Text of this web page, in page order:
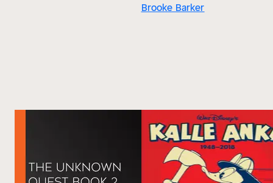
Brooke Barker